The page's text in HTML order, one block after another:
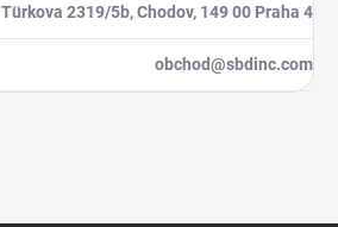
Türkova 2319/5b, Chodov, 149 00 Praha 4
obchod@sbdinc.com